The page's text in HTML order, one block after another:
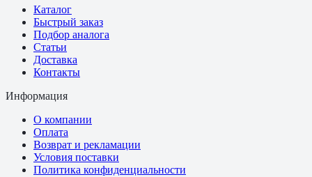
Каталог
Быстрый заказ
Подбор аналога
Статьи
Доставка
Контакты
Информация
О компании
Оплата
Возврат и рекламации
Условия поставки
Политика конфиденциальности